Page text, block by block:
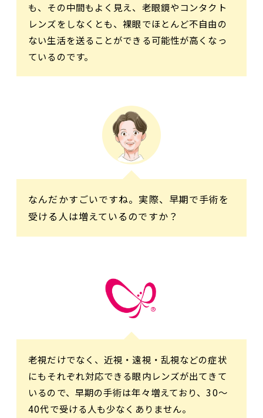
も、その中間もよく見え、老眼鏡やコンタクト
レンズをしなくとも、裸眼でほとんど不自由の
ない生活を送ることができる可能性が高くなっ
ているのです。
なんだかすごいですね。実際、早期で手術を
受ける人は増えているのですか？
老視だけでなく、近視・遠視・乱視などの症状
にもそれぞれ対応できる眼内レンズが出てきて
いるので、早期の手術は年々増えており、30～
40代で受ける人も少なくありません。